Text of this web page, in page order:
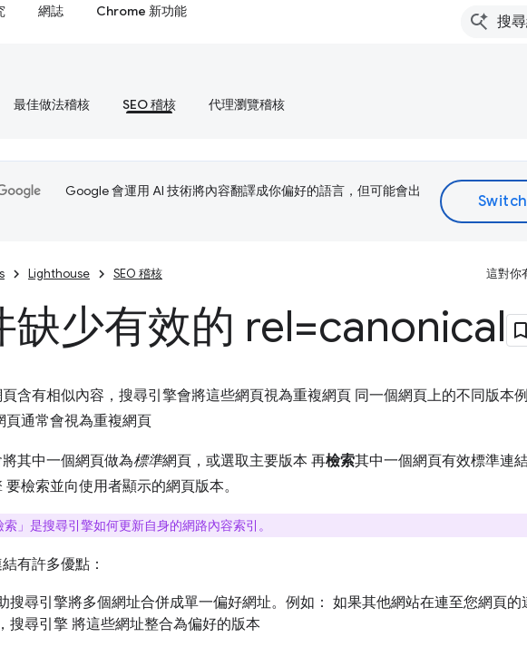
網誌 Chrome 新功能
最佳做法稽核 SEO 稽核 代理瀏覽稽核
Google 會運用 AI 技術將內容翻譯成你偏好的語言，但可能會出
Lighthouse SEO 稽核 這對你
缺少有效的 rel=canonical
含有相似內容，搜尋引擎會將這些網頁視為重複網頁 同一個網頁上的不同版本
頁通常會視為重複網頁
其中一個網頁做為標準網頁，或選取主要版本 再檢索其中一個網頁有效標準連
檢索並向使用者顯示的網頁版本。
索」 是搜尋引擎如何更新自身的網路內容索引。
有許多優點：
搜尋引擎將多個網址合併成單一偏好網址。例如： 如果其他網站在連至您網頁的
搜尋引擎 將這些網址整合為偏好的版本